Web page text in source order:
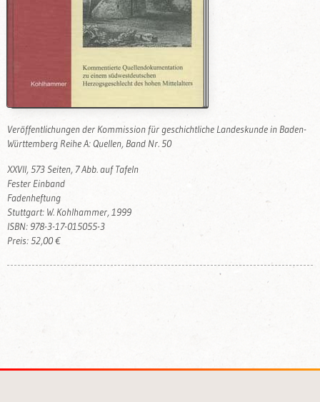
Veröffentlichungen der Kommission für geschichtliche Landeskunde in Baden-
Württemberg Reihe A: Quellen, Band Nr. 50
XXVII, 573 Seiten, 7 Abb. auf Tafeln
Fester Einband
Fadenheftung
Stuttgart: W. Kohlhammer, 1999
ISBN: 978-3-17-015055-3
Preis: 52,00 €